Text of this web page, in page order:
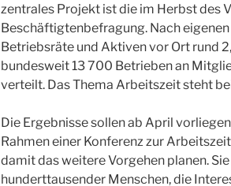
zentrales Projekt ist die im Herbst des
Beschäftigtenbefragung. Nach
Betriebsräte und Aktiven vor Ort rund
bundesweit 13 700 Betrieben an
verteilt. Das Thema Arbeitszeit steht
Die Ergebnisse sollen ab April
Rahmen einer Konferenz zur
damit das weitere Vorgehen planen.
hunderttausender Menschen, die